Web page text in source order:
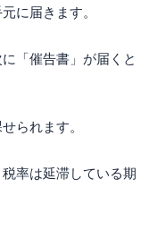
に届きます。
「催告書」が届くと
られます。
率は延滞している期